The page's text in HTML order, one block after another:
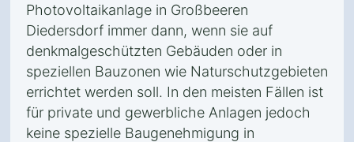
Photovoltaikanlage in Großbeeren
Diedersdorf immer dann, wenn sie auf
denkmalgeschützten Gebäuden oder in
speziellen Bauzonen wie Naturschutzgebieten
errichtet werden soll. In den meisten Fällen ist
für private und gewerbliche Anlagen jedoch
keine spezielle Baugenehmigung in